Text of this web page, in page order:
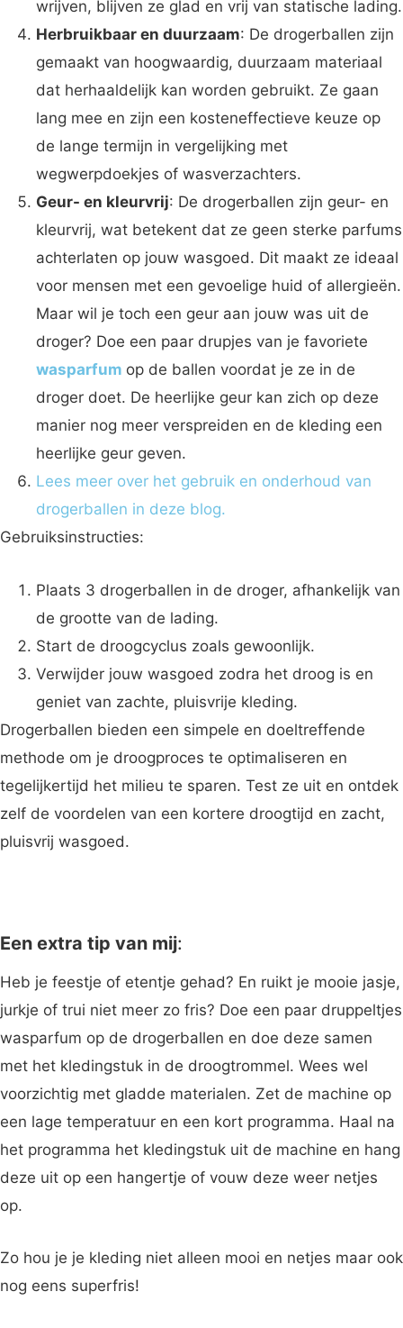
wrijven, blijven ze glad en vrij van statische lading.
Herbruikbaar en duurzaam: De drogerballen zijn
gemaakt van hoogwaardig, duurzaam materiaal
dat herhaaldelijk kan worden gebruikt. Ze gaan
lang mee en zijn een kosteneffectieve keuze op
de lange termijn in vergelijking met
wegwerpdoekjes of wasverzachters.
Geur- en kleurvrij: De drogerballen zijn geur- en
kleurvrij, wat betekent dat ze geen sterke parfums
achterlaten op jouw wasgoed. Dit maakt ze ideaal
voor mensen met een gevoelige huid of allergieën.
Maar wil je toch een geur aan jouw was uit de
droger? Doe een paar drupjes van je favoriete
wasparfum op de ballen voordat je ze in de
droger doet. De heerlijke geur kan zich op deze
manier nog meer verspreiden en de kleding een
heerlijke geur geven.
Lees meer over het gebruik en onderhoud van
drogerballen in deze blog.
Gebruiksinstructies:
Plaats 3 drogerballen in de droger, afhankelijk van
de grootte van de lading.
Start de droogcyclus zoals gewoonlijk.
Verwijder jouw wasgoed zodra het droog is en
geniet van zachte, pluisvrije kleding.
Drogerballen bieden een simpele en doeltreffende
methode om je droogproces te optimaliseren en
tegelijkertijd het milieu te sparen. Test ze uit en ontdek
zelf de voordelen van een kortere droogtijd en zacht,
pluisvrij wasgoed.
Een extra tip van mij:
Heb je feestje of etentje gehad? En ruikt je mooie jasje,
jurkje of trui niet meer zo fris? Doe een paar druppeltjes
wasparfum op de drogerballen en doe deze samen
met het kledingstuk in de droogtrommel. Wees wel
voorzichtig met gladde materialen. Zet de machine op
een lage temperatuur en een kort programma. Haal na
het programma het kledingstuk uit de machine en hang
deze uit op een hangertje of vouw deze weer netjes
op.
Zo hou je je kleding niet alleen mooi en netjes maar ook
nog eens superfris!